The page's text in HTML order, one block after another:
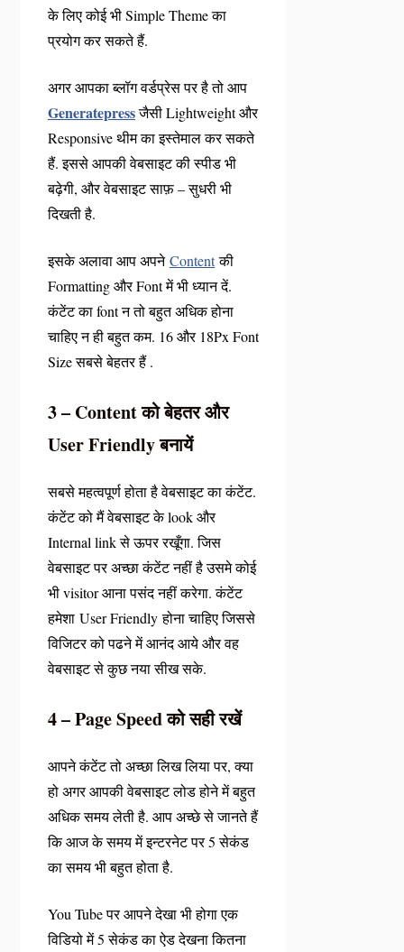
के लिए कोई भी Simple Theme का
प्रयोग कर सकते हैं.
अगर आपका ब्लॉग वर्डप्रेस पर है तो आप
Generatepressजैसी Lightweight और
Responsive थीम का इस्तेमाल कर सकते
हैं. इससे आपकी वेबसाइट की स्पीड भी
बढ़ेगी, और वेबसाइट साफ़ – सुधरी भी
दिखती है.
इसके अलावा आप अपनेContentकी
Formatting और Font में भी ध्यान दें.
कंटेंट का font न तो बहुत अधिक होना
चाहिए न ही बहुत कम. 16 और 18Px Font
Size सबसे बेहतर हैं .
3 – Content को बेहतर और
User Friendly बनायें
सबसे महत्वपूर्ण होता है वेबसाइट का कंटेंट.
कंटेंट को मैं वेबसाइट के look और
Internal link से ऊपर रखूँगा. जिस
वेबसाइट पर अच्छा कंटेंट नहीं है उसमे कोई
भी visitor आना पसंद नहीं करेगा. कंटेंट
हमेशा User Friendly होना चाहिए जिससे
विजिटर को पढने में आनंद आये और वह
वेबसाइट से कुछ नया सीख सके.
4 – Page Speed को सही रखें
आपने कंटेंट तो अच्छा लिख लिया पर, क्या
हो अगर आपकी वेबसाइट लोड होने में बहुत
अधिक समय लेती है. आप अच्छे से जानते हैं
कि आज के समय में इन्टरनेट पर 5 सेकंड
का समय भी बहुत होता है.
You Tube पर आपने देखा भी होगा एक
विडियो में 5 सेकंड का ऐड देखना कितना